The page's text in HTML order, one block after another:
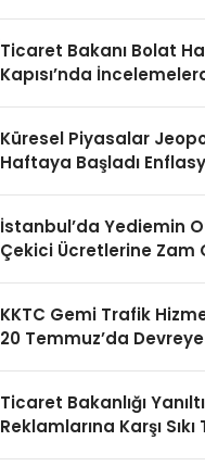
Ticaret Bakanı Bolat
Kapısı’nda
Küresel Piyasalar
Haftaya Başladı
İstanbul’da Yediemin
Çekici Ücretlerine Zam
KKTC Gemi Trafik
20 Temmuz’da
Ticaret Bakanlığı
Reklamlarına Karşı